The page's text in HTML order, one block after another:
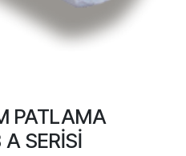
PATLAMA
SERİSİ